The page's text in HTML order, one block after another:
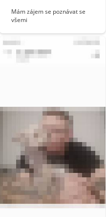
Mám zájem se poznávat se
všemi